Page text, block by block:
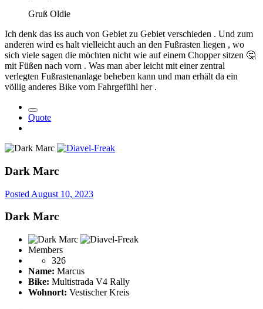
Gruß Oldie
Ich denk das iss auch von Gebiet zu Gebiet verschieden . Und zum
anderen wird es halt vielleicht auch an den Fußrasten liegen , wo
sich viele sagen die möchten nicht wie auf einem Chopper sitzen 🤔
mit Füßen nach vorn . Was man aber leicht mit einer zentral
verlegten Fußrastenanlage beheben kann und man erhält da ein
völlig anderes Bike vom Fahrgefühl her .
Quote
Dark Marc
Posted August 10, 2023
Dark Marc
Members
326
Name: Marcus
Bike: Multistrada V4 Rally
Wohnort: Vestischer Kreis